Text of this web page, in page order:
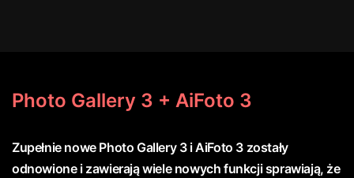
Photo Gallery 3 + AiFoto 3
Zupełnie nowe Photo Gallery 3 i AiFoto 3 zostały
odnowione i zawierają wiele nowych funkcji sprawiają, że